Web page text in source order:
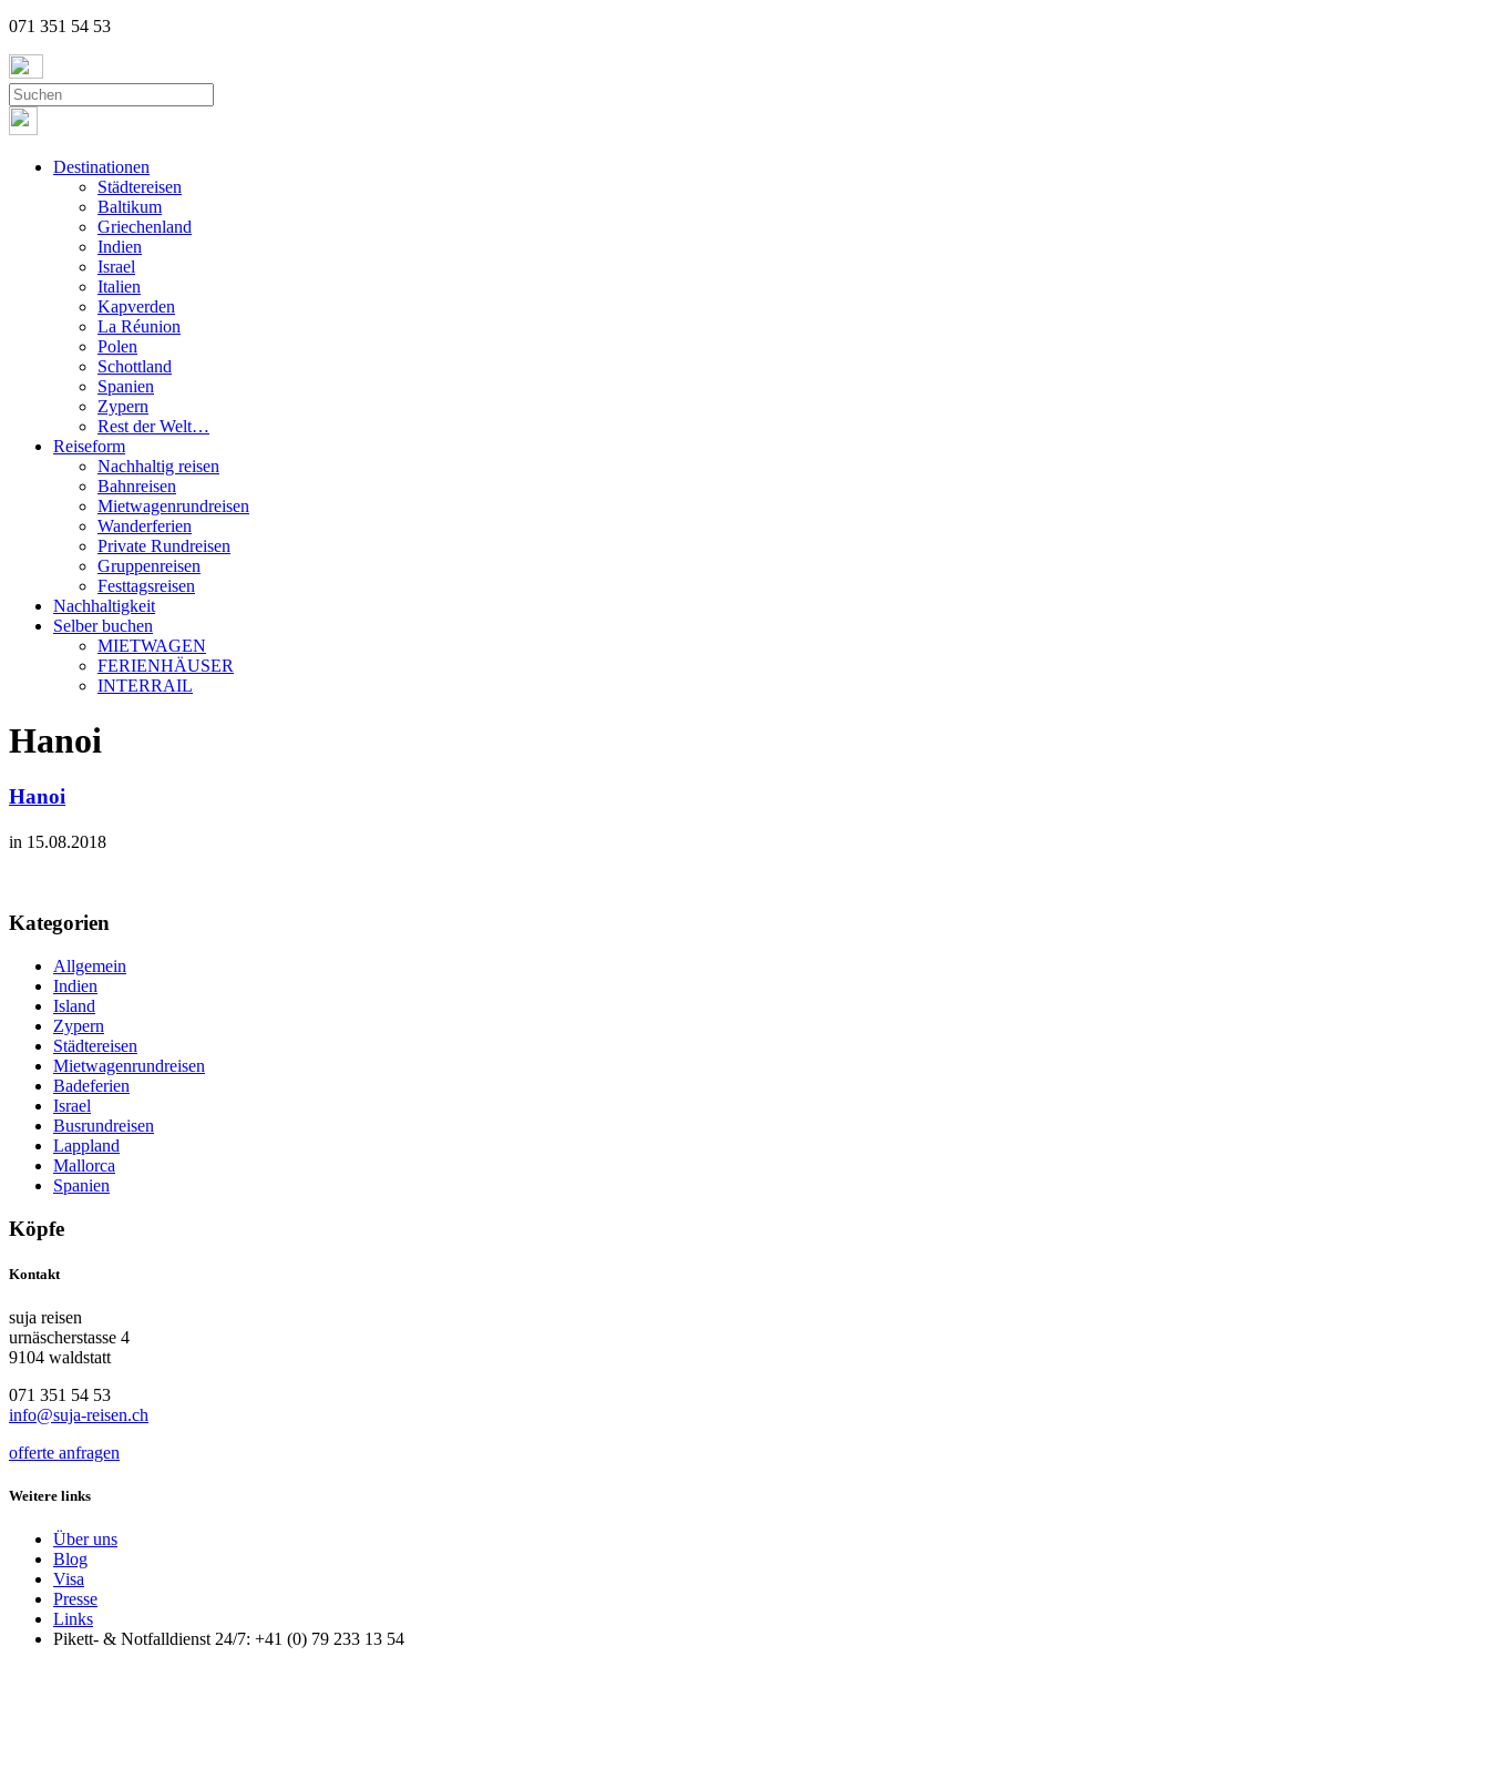
071 351 54 53
Destinationen
Städtereisen
Baltikum
Griechenland
Indien
Israel
Italien
Kapverden
La Réunion
Polen
Schottland
Spanien
Zypern
Rest der Welt…
Reiseform
Nachhaltig reisen
Bahnreisen
Mietwagenrundreisen
Wanderferien
Private Rundreisen
Gruppenreisen
Festtagsreisen
Nachhaltigkeit
Selber buchen
MIETWAGEN
FERIENHÄUSER
INTERRAIL
Hanoi
Hanoi
in 15.08.2018
Kategorien
Allgemein
Indien
Island
Zypern
Städtereisen
Mietwagenrundreisen
Badeferien
Israel
Busrundreisen
Lappland
Mallorca
Spanien
Köpfe
Kontakt
suja reisen
urnäscherstasse 4
9104 waldstatt
071 351 54 53
info@suja-reisen.ch
offerte anfragen
Weitere links
Über uns
Blog
Visa
Presse
Links
Pikett- & Notfalldienst 24/7: +41 (0) 79 233 13 54